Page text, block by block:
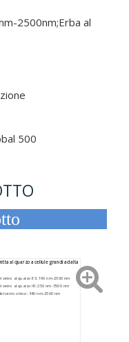
2500nm;Erba al
500
prodotto
al quarzo a cellule grandi ad alta
vetro al quarzo ES: 190 nm-2500 nm
vetro al quarzo IR: 250 nm-3500 nm
vetro ottico: 340 nm-2500 nm